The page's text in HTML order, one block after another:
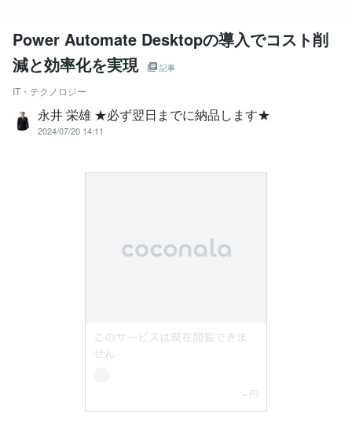
Power Automate Desktopの導入でコスト削
減と効率化を実現
記事
IT・テクノロジー
永井 栄雄 ★必ず翌日までに納品します★
2024/07/20 14:11